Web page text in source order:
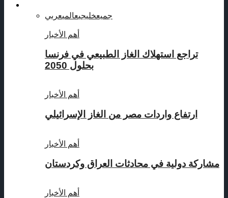
جميعخليجيعالميعربي
أهم الأخبار
تراجع استهلاك الغاز الطبيعي في فرنسا
بحلول 2050
أهم الأخبار
ارتفاع واردات مصر من الغاز الإسرائيلي
أهم الأخبار
مشاركة دولية في محادثات العراق وكردستان
أهم الأخبار